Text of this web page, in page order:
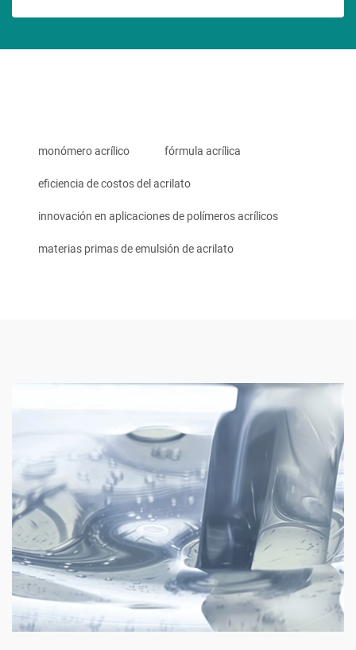
monómero acrílico fórmula acrílica
eficiencia de costos del acrilato
innovación en aplicaciones de polímeros acrílicos
materias primas de emulsión de acrilato